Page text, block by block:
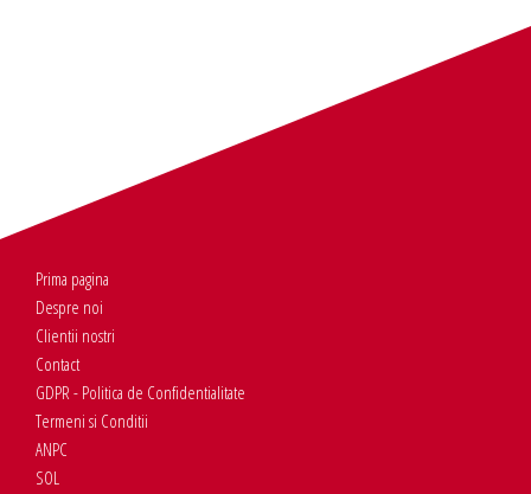
Prima pagina
Despre noi
Clientii nostri
Contact
GDPR - Politica de Confidentialitate
Termeni si Conditii
ANPC
SOL